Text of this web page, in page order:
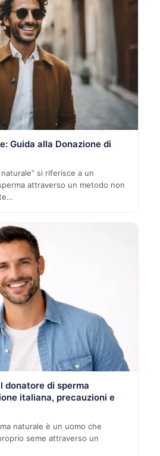
Guida alla Donazione di
si riferisce a un
attraverso un metodo non
donatore di sperma
italiana, precauzioni e
naturale è un uomo che
seme attraverso un